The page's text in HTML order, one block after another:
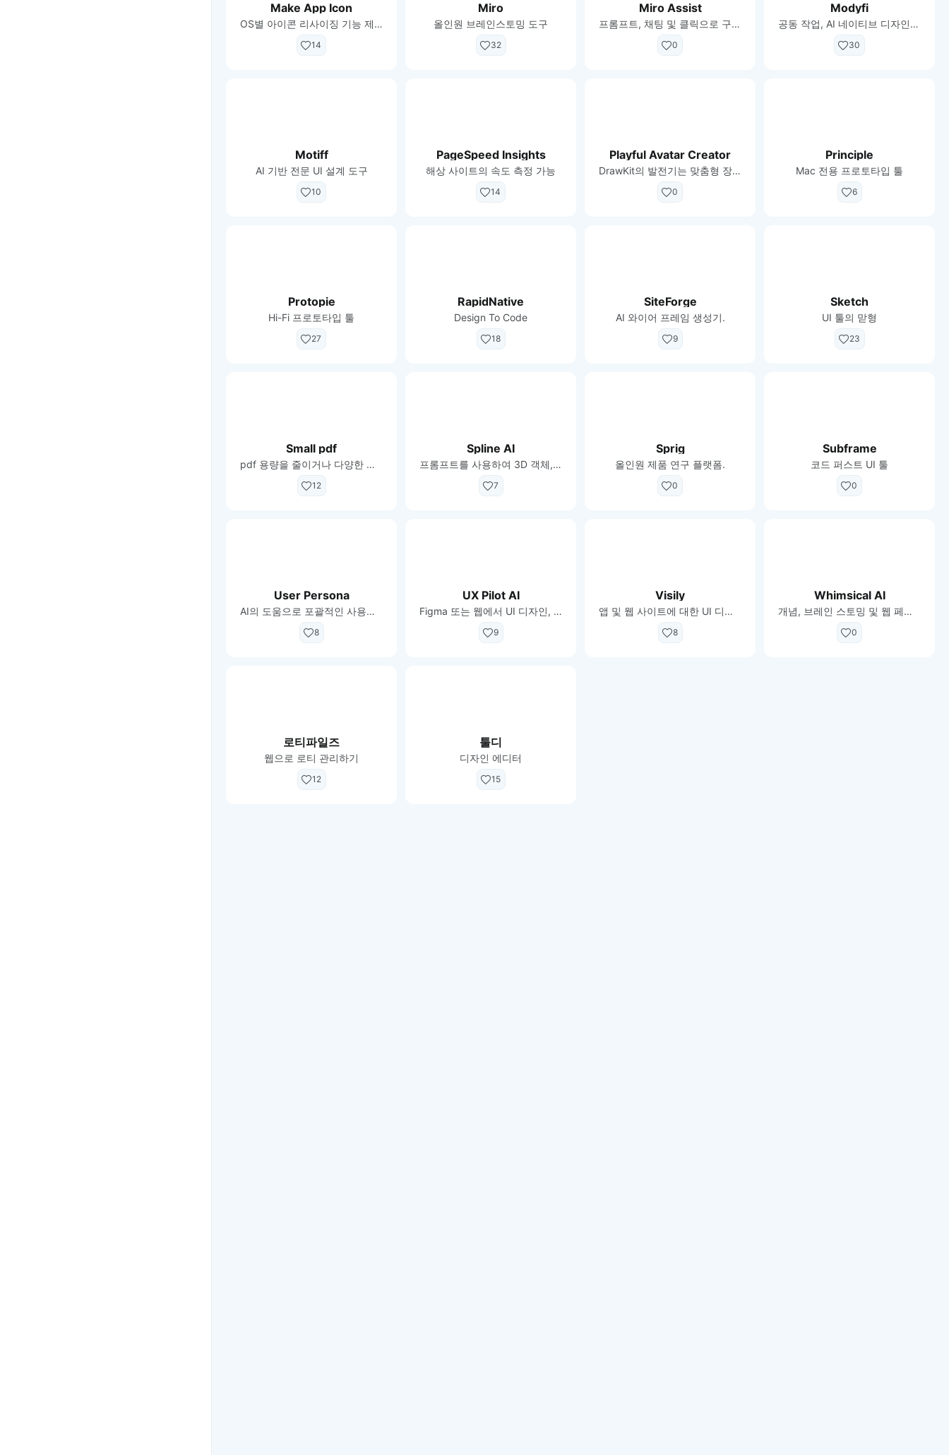
Make App Icon
OS별 아이콘 리사이징 기능 제공
14
Miro
올인원 브레인스토밍 도구
32
Miro Assist
프롬프트, 채팅 및 클릭으로 구축하기
0
Modyfi
공동 작업, AI 네이티브 디자인 및 이미지 제작
30
Motiff
AI 기반 전문 UI 설계 도구
10
PageSpeed Insights
해상 사이트의 속도 측정 가능
14
Playful Avatar Creator
DrawKit의 발전기는 맞춤형 장난스러운 아바타를 구축합니다.
0
Principle
Mac 전용 프로토타입 툴
6
Protopie
Hi-Fi 프로토타입 툴
27
RapidNative
Design To Code
18
SiteForge
AI 와이어 프레임 생성기.
9
Sketch
UI 툴의 맏형
23
Small pdf
pdf 용량을 줄이거나 다양한 확장자로 변경 가능
12
Spline AI
프롬프트를 사용하여 3D 객체, 애니메이션 및 텍스처를 생성합니다.
7
Sprig
올인원 제품 연구 플랫폼.
0
Subframe
코드 퍼스트 UI 툴
0
User Persona
AI의 도움으로 포괄적인 사용자 페르소나를 생성하십시오.
8
UX Pilot AI
Figma 또는 웹에서 UI 디자인, 와이어 프레임 및 플로우 생성
9
Visily
앱 및 웹 사이트에 대한 UI 디자인 생성
8
Whimsical AI
개념, 브레인 스토밍 및 웹 페이지를 몇 초 만에 시각화
0
로티파일즈
웹으로 로티 관리하기
12
툴디
디자인 에디터
15